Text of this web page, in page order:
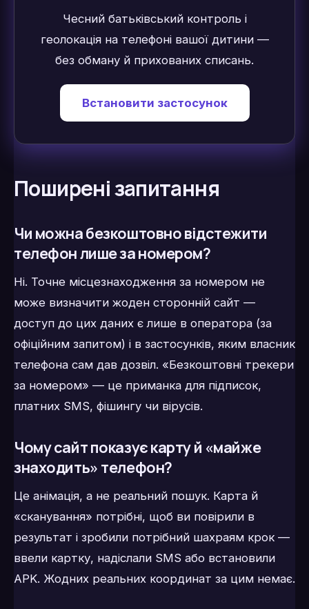
Чесний батьківський контроль і
геолокація на телефоні вашої дитини —
без обману й прихованих списань.
Встановити застосунок
Поширені запитання
Чи можна безкоштовно відстежити
телефон лише за номером?
Ні. Точне місцезнаходження за номером не
може визначити жоден сторонній сайт —
доступ до цих даних є лише в оператора (за
офіційним запитом) і в застосунків, яким власник
телефона сам дав дозвіл. «Безкоштовні трекери
за номером» — це приманка для підписок,
платних SMS, фішингу чи вірусів.
Чому сайт показує карту й «майже
знаходить» телефон?
Це анімація, а не реальний пошук. Карта й
«сканування» потрібні, щоб ви повірили в
результат і зробили потрібний шахраям крок —
ввели картку, надіслали SMS або встановили
APK. Жодних реальних координат за цим немає.